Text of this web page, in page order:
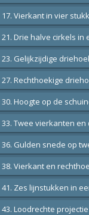
17. Vierkant in vier
21. Drie halve cirkels
23. Gelijkzijdige
27. Rechthoekige
30. Hoogte op de
33. Twee vierkanten
36. Gulden snede op
38. Vierkant en
41. Zes lijnstukken in
43. Loodrechte